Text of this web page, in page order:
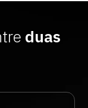
duas